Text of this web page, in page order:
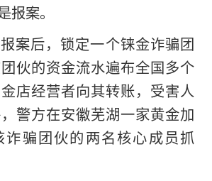
报案。
案后，锁定一个铼金诈骗团
伙的资金流水遍布全国多个
店经营者向其转账，受害人
警方在安徽芜湖一家黄金加
诈骗团伙的两名核心成员抓